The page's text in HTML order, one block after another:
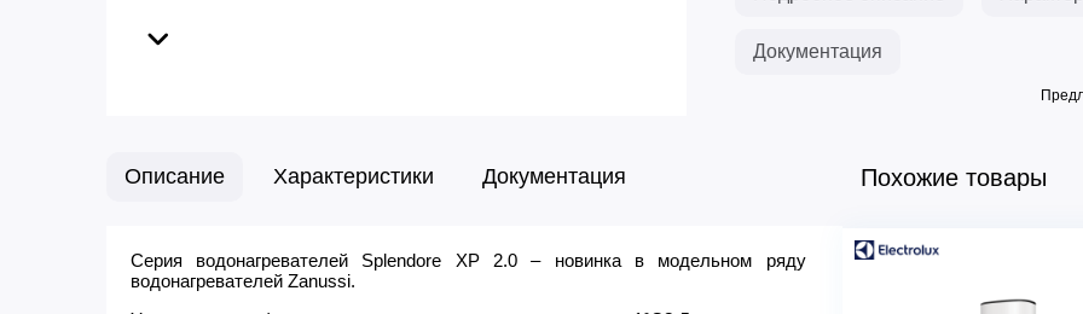
Документация
Описание Характеристики Документация
Серия водонагревателей Splendore XP 2.0 – новинка в модельном ряду
водонагревателей Zanussi.
Основны
Похожие товары